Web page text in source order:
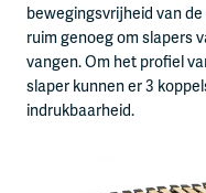
bewegingsvrijheid van
ruim genoeg om slapers
vangen. Om het profiel
slaper kunnen er 3
indrukbaarheid.